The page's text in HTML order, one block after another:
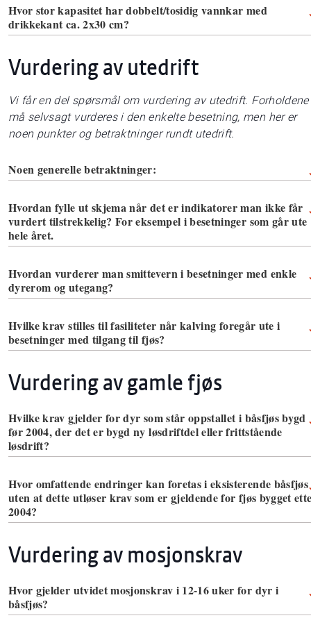
Hvor stor kapasitet har dobbelt/tosidig vannkar med
drikkekant ca. 2x30 cm?
Vurdering av utedrift
Vi får en del spørsmål om vurdering av utedrift. Forholdene
må selvsagt vurderes i den enkelte besetning, men her er
noen punkter og betraktninger rundt utedrift.
Noen generelle betraktninger:
Hvordan fylle ut skjema når det er indikatorer man ikke får
vurdert tilstrekkelig? For eksempel i besetninger som går ute
hele året.
Hvordan vurderer man smittevern i besetninger med enkle
dyrerom og utegang?
Hvilke krav stilles til fasiliteter når kalving foregår ute i
besetninger med tilgang til fjøs?
Vurdering av gamle fjøs
Hvilke krav gjelder for dyr som står oppstallet i båsfjøs bygd
før 2004, der det er bygd ny løsdriftdel eller frittstående
løsdrift?
Hvor omfattende endringer kan foretas i eksisterende båsfjøs
uten at dette utløser krav som er gjeldende for fjøs bygget
2004?
Vurdering av mosjonskrav
Hvor gjelder utvidet mosjonskrav i 12-16 uker for dyr i
båsfjøs?